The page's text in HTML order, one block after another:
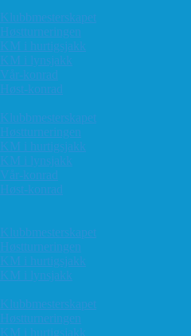
Klubbmesterskapet
Høstturneringen
KM i hurtigsjakk
KM i lynsjakk
Vår-konrad
Høst-konrad
Klubbmesterskapet
Høstturneringen
KM i hurtigsjakk
KM i lynsjakk
Vår-konrad
Høst-konrad
Klubbmesterskapet
Høstturneringen
KM i hurtigsjakk
KM i lynsjakk
Klubbmesterskapet
Høstturneringen
KM i hurtigsjakk